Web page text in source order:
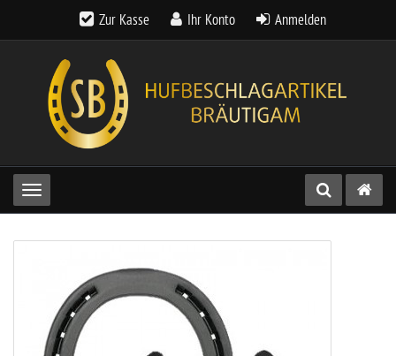
Zur Kasse Ihr Konto Anmelden
Toggle navigation